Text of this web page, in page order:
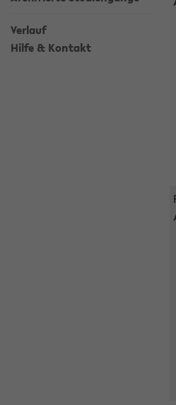
Verlauf
Hilfe & Kontakt